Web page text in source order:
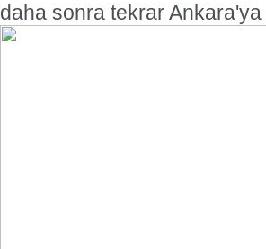
daha sonra tekrar